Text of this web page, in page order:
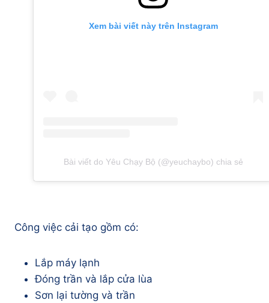
Xem bài viết này trên Instagram
Bài viết do Yêu Chạy Bộ (@yeuchaybo) chia sẻ
Công việc cải tạo gồm có:
Lắp máy lạnh
Đóng trần và lắp cửa lùa
Sơn lại tường và trần